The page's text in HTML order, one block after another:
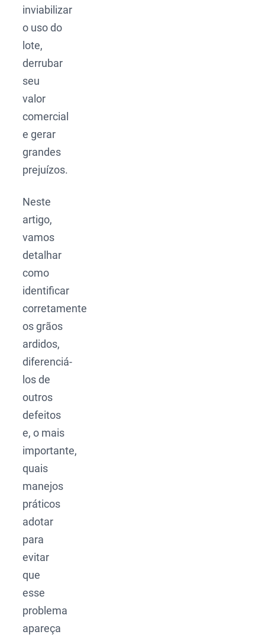
inviabilizar
o uso do
lote,
derrubar
seu
valor
comercial
e gerar
grandes
prejuízos.
Neste
artigo,
vamos
detalhar
como
identificar
corretamente
os grãos
ardidos,
diferenciá-
los de
outros
defeitos
e, o mais
importante,
quais
manejos
práticos
adotar
para
evitar
que
esse
problema
apareça